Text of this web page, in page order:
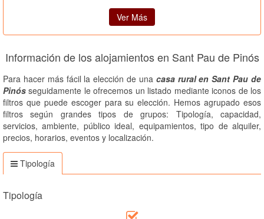
Ver Más
Información de los alojamientos en Sant Pau de Pinós
Para hacer más fácil la elección de una casa rural en Sant Pau de
Pinós seguidamente le ofrecemos un listado mediante iconos de los
filtros que puede escoger para su elección. Hemos agrupado esos
filtros según grandes tipos de grupos: Tipología, capacidad,
servicios, ambiente, público ideal, equipamientos, tipo de alquiler,
precios, horarios, eventos y localización.
Tipología
Tipología